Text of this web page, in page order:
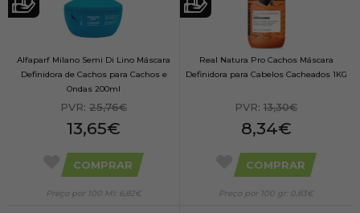
Alfaparf Milano Semi Di Lino Máscara
Definidora de Cachos para Cachos e
Ondas 200ml
PVR: 25,76€
13,65€
COMPRAR
Preço por 100 Ml: 6,82€
Real Natura Pro Cachos Máscara
Definidora para Cabelos Cacheados 1KG
PVR: 13,30€
8,34€
COMPRAR
Preço por 100 gr: 0,83€